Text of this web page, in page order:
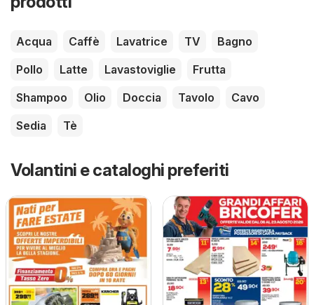
Acqua Caffè Lavatrice TV
Bagno
Pollo
Latte Lavastoviglie
Frutta
Shampoo
Olio Doccia Tavolo
Cavo
Sedia
Tè
Volantini e cataloghi preferiti